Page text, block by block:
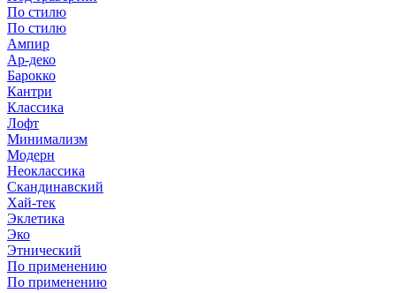
По стилю
По стилю
Ампир
Ар-деко
Барокко
Кантри
Классика
Лофт
Минимализм
Модерн
Неоклассика
Скандинавский
Хай-тек
Эклетика
Эко
Этнический
По применению
По применению